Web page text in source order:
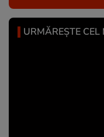
URMĂREȘTE